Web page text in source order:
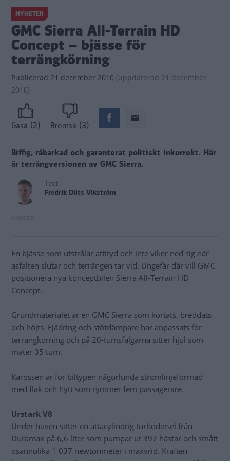
NYHETER
GMC Sierra All-Terrain HD
Concept – bjässe för
terrängkörning
Publicerad 21 december 2010 (uppdaterad 21 december
2010)
Gasa (2) Bromsa (3)
Biffig, råbarkad och garanterat politiskt inkorrekt. Här
är terrängversionen av GMC Sierra.
Text
Fredrik Diits Vikström
En bjässe som utstrålar attityd och inte viker ned sig när
asfalten slutar och terrängen tar vid. Ungefär där vill GMC
positionera nya konceptbilen Sierra All-Terrain HD
Concept.
Grundmaterialet är en GMC Sierra som kortats, breddats
och höjts. Fjädring och stötdämpare har anpassats för
terrängkörning och på 20-tumsfälgarna sitter hjul som
mäter 35 tum.
Karossen är för biltypen någorlunda strömlinjeformad
med flak och hytt som rymmer fem passagerare.
Urstark V8
Under huven sitter en åttacylindrig turbodiesel från
Duramax på 6,6 liter som pumpar ut 397 hästar och smått
osannolika 1 037 newtonmeter i maxvrid. Kraften